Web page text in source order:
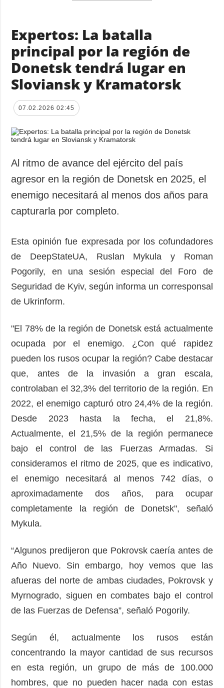
Expertos: La batalla
principal por la región de
Donetsk tendrá lugar en
Sloviansk y Kramatorsk
07.02.2026 02:45
Al ritmo de avance del ejército del país
agresor en la región de Donetsk en 2025, el
enemigo necesitará al menos dos años para
capturarla por completo.
Esta opinión fue expresada por los cofundadores
de DeepStateUA, Ruslan Mykula y Roman
Pogorily, en una sesión especial del Foro de
Seguridad de Kyiv, según informa un corresponsal
de Ukrinform.
"El 78% de la región de Donetsk está actualmente
ocupada por el enemigo. ¿Con qué rapidez
pueden los rusos ocupar la región? Cabe destacar
que, antes de la invasión a gran escala,
controlaban el 32,3% del territorio de la región. En
2022, el enemigo capturó otro 24,4% de la región.
Desde 2023 hasta la fecha, el 21,8%.
Actualmente, el 21,5% de la región permanece
bajo el control de las Fuerzas Armadas. Si
consideramos el ritmo de 2025, que es indicativo,
el enemigo necesitará al menos 742 días, o
aproximadamente dos años, para ocupar
completamente la región de Donetsk", señaló
Mykula.
“Algunos predijeron que Pokrovsk caería antes de
Año Nuevo. Sin embargo, hoy vemos que las
afueras del norte de ambas ciudades, Pokrovsk y
Myrnogrado, siguen en combates bajo el control
de las Fuerzas de Defensa”, señaló Pogorily.
Según él, actualmente los rusos están
concentrando la mayor cantidad de sus recursos
en esta región, un grupo de más de 100.000
hombres, que no pueden hacer nada con estas